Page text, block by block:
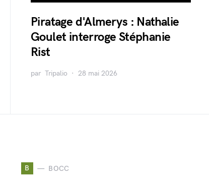
Piratage d'Almerys : Nathalie
Goulet interroge Stéphanie
Rist
par Tripalio 28 mai 2026
B BOCC